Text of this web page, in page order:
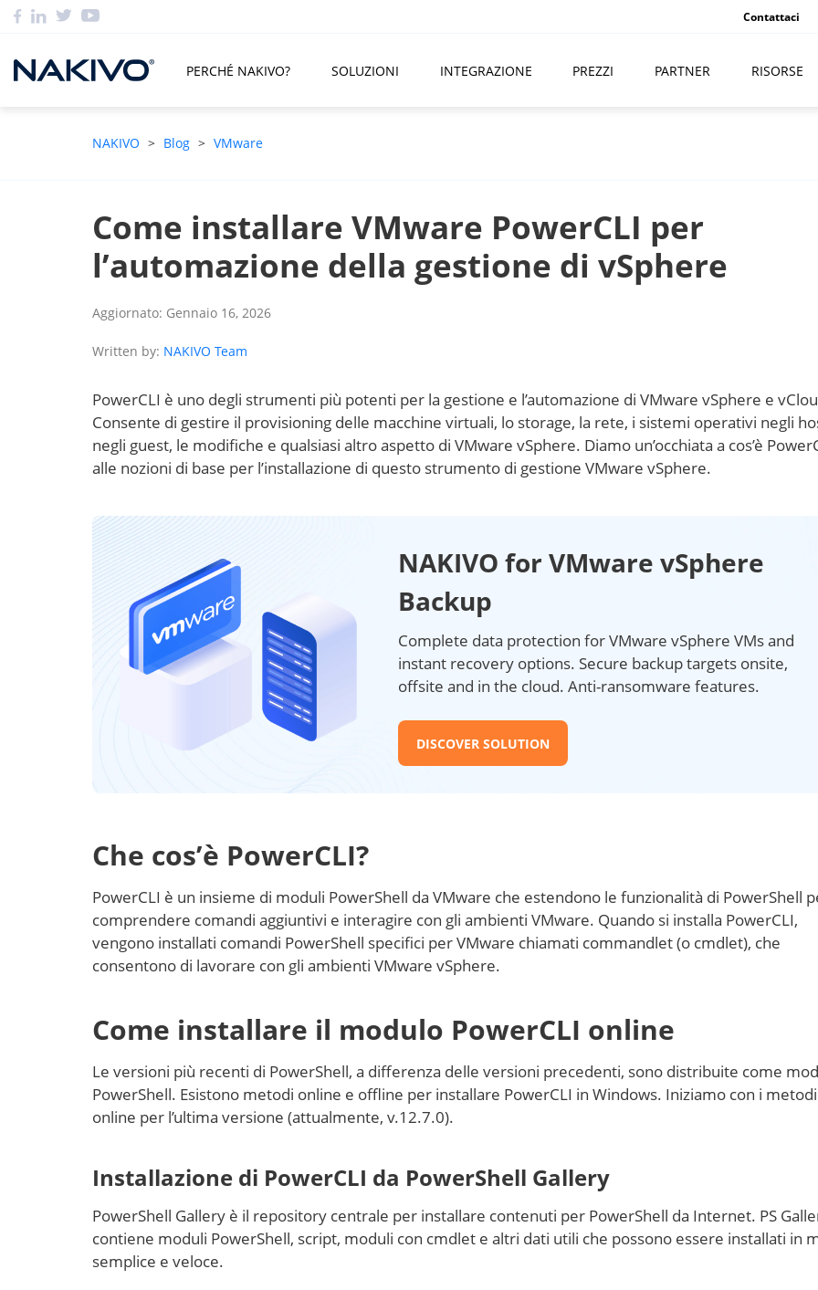
Contattaci
PERCHÉ NAKIVO? SOLUZIONI INTEGRAZIONE PREZZI PARTNER RISORSE
NAKIVO > Blog > VMware
Come installare VMware PowerCLI per
l’automazione della gestione di vSphere
Aggiornato: Gennaio 16, 2026
Written by: NAKIVO Team
PowerCLI è uno degli strumenti più potenti per la gestione e l’automazione di VMware vSphere e
Consente di gestire il provisioning delle macchine virtuali, lo storage, la rete, i sistemi operativi negli
negli guest, le modifiche e qualsiasi altro aspetto di VMware vSphere. Diamo un’occhiata a cos’è
alle nozioni di base per l’installazione di questo strumento di gestione VMware vSphere.
NAKIVO for VMware vSphere
Backup
Complete data protection for VMware vSphere VMs and
instant recovery options. Secure backup targets onsite,
offsite and in the cloud. Anti-ransomware features.
DISCOVER SOLUTION
Che cos’è PowerCLI?
PowerCLI è un insieme di moduli PowerShell da VMware che estendono le funzionalità di PowerShell
comprendere comandi aggiuntivi e interagire con gli ambienti VMware. Quando si installa PowerCLI,
vengono installati comandi PowerShell specifici per VMware chiamati commandlet (o cmdlet), che
consentono di lavorare con gli ambienti VMware vSphere.
Come installare il modulo PowerCLI online
Le versioni più recenti di PowerShell, a differenza delle versioni precedenti, sono distribuite come
PowerShell. Esistono metodi online e offline per installare PowerCLI in Windows. Iniziamo con i metodi
online per l’ultima versione (attualmente, v.12.7.0).
Installazione di PowerCLI da PowerShell Gallery
PowerShell Gallery è il repository centrale per installare contenuti per PowerShell da Internet. PS
contiene moduli PowerShell, script, moduli con cmdlet e altri dati utili che possono essere installati in
semplice e veloce.